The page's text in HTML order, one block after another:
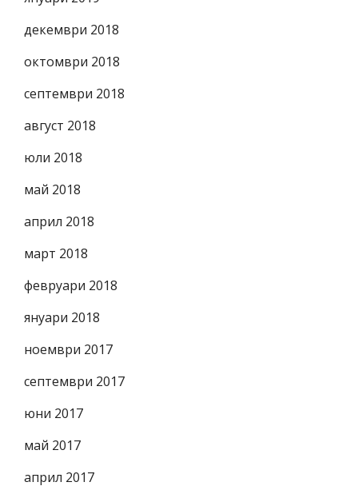
декември 2018
октомври 2018
септември 2018
август 2018
юли 2018
май 2018
април 2018
март 2018
февруари 2018
януари 2018
ноември 2017
септември 2017
юни 2017
май 2017
април 2017